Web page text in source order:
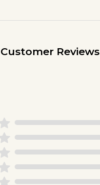
Customer Reviews